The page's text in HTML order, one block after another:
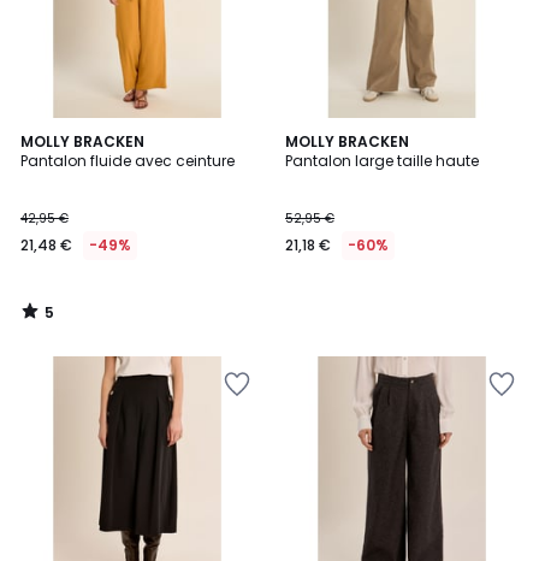
MOLLY BRACKEN
Pantalon fluide avec ceinture
42,95 €
21,48 € -49%
5
/
5
/
MOLLY BRACKEN
Pantalon large taille haute
52,95 €
21,18 € -60%